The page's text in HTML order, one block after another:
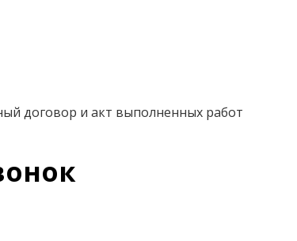
договор и акт выполненных работ